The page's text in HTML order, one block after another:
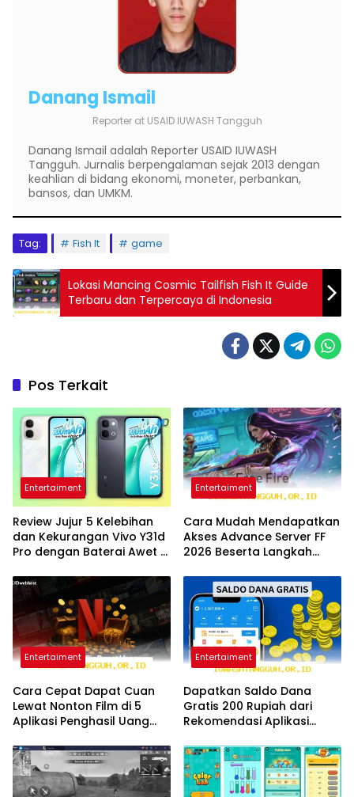
Danang Ismail
Reporter at USAID IUWASH Tangguh
Danang Ismail adalah Reporter USAID IUWASH
Tangguh. Jurnalis berpengalaman sejak 2013 dengan
keahlian di bidang ekonomi, moneter, perbankan,
bansos, dan UMKM.
Tag: Fish It game
Lokasi Mancing Cosmic Tailfish Fish It Guide
Terbaru dan Terpercaya di Indonesia
Pos Terkait
Entertaiment
Review Jujur 5 Kelebihan
dan Kekurangan Vivo Y31d
Pro dengan Baterai Awet di
Entertaiment
Cara Mudah Mendapatkan
Akses Advance Server FF
2026 Beserta Langkah
Entertaiment
Cara Cepat Dapat Cuan
Lewat Nonton Film di 5
Aplikasi Penghasil Uang
Entertaiment
Dapatkan Saldo Dana
Gratis 200 Rupiah dari
Rekomendasi Aplikasi